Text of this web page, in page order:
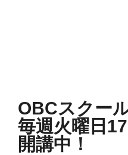
OBCスクー
毎週火曜日
開講中！